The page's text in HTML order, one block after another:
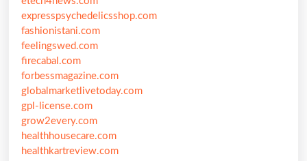
expresspsychedelicsshop.com
fashionistani.com
feelingswed.com
firecabal.com
forbessmagazine.com
globalmarketlivetoday.com
gpl-license.com
grow2every.com
healthhousecare.com
healthkartreview.com